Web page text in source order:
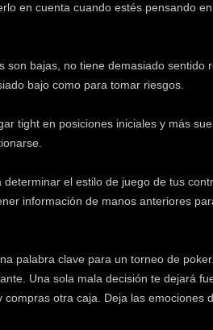
en cuenta cuando estés pensando
bajas, no tiene demasiado sentido
bajo como para tomar riesgos.
tight en posiciones iniciales y más
el estilo de juego de tus
información de manos anteriores
palabra clave para un torneo de
Una sola mala decisión te dejará
otra caja. Deja las emociones